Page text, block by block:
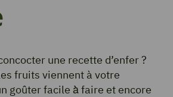
une recette d’enfer ?
fruits viennent à votre
goûter facile à̀ faire et encore